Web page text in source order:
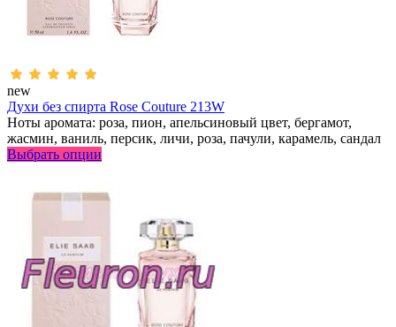
new
Духи без спирта Rose Couture 213W
Ноты аромата: роза, пион, апельсиновый цвет, бергамот,
жасмин, ваниль, персик, личи, роза, пачули, карамель, сандал
Выбрать опции